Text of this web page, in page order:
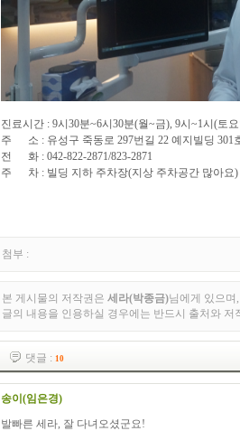
진료시간 : 9시30분~6시30분(월~금), 9시~1시(토
주 소 : 유성구 죽동로 297번길 22 예지빌딩 301
전 화 : 042-822-2871/823-2871
주 차 : 빌딩 지하 주차장(지상 주차공간 많아요)
첨부 :
본 게시물의 저작권은 세라(박종금)님에게 있으며
글의 내용을 인용하실 경우에는 반드시 출처와 저
댓글 : 10
송이(임은경)
발빠른 세라, 잘 다녀오셨군요!